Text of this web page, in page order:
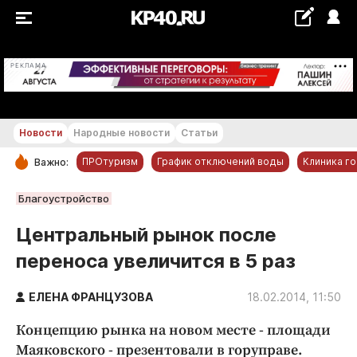
РЕКЛАМА +18...+19 °С
РУБРИКИ
Новости компаний
Статьи
Народные новости
Благоустройство
Новости Народные новости Статьи
Важно: ПРОтуризм График отключений воды Клиника
Благоустройство
Центральный рынок после
переноса увеличится в 5 раз
ЕЛЕНА ФРАНЦУЗОВА 18.02.2014, 11:50
Концепцию рынка на новом месте - площади
Маяковского - презентовали в горуправе.